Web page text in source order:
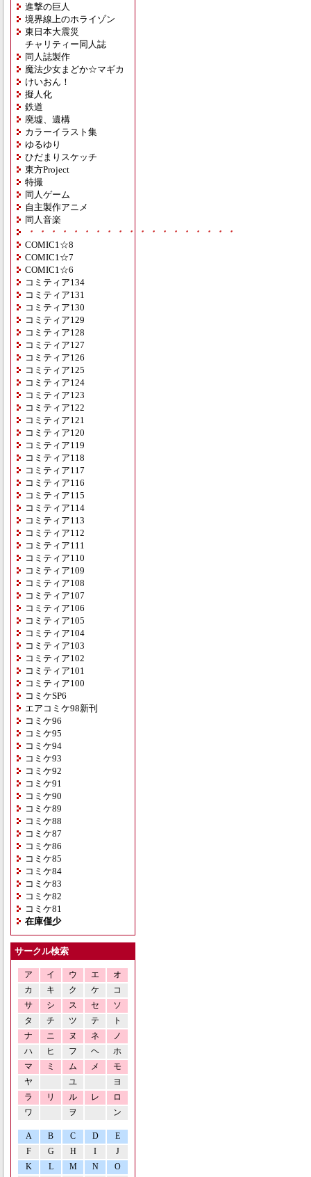
進撃の巨人
境界線上のホライゾン
東日本大震災
チャリティー同人誌
同人誌製作
魔法少女まどか☆マギカ
けいおん！
擬人化
鉄道
廃墟、遺構
カラーイラスト集
ゆるゆり
ひだまりスケッチ
東方Project
特撮
同人ゲーム
自主製作アニメ
同人音楽
・・・・・・・・・・・・・・・・・・・
COMIC1☆8
COMIC1☆7
COMIC1☆6
コミティア134
コミティア131
コミティア130
コミティア129
コミティア128
コミティア127
コミティア126
コミティア125
コミティア124
コミティア123
コミティア122
コミティア121
コミティア120
コミティア119
コミティア118
コミティア117
コミティア116
コミティア115
コミティア114
コミティア113
コミティア112
コミティア111
コミティア110
コミティア109
コミティア108
コミティア107
コミティア106
コミティア105
コミティア104
コミティア103
コミティア102
コミティア101
コミティア100
コミケSP6
エアコミケ98新刊
コミケ96
コミケ95
コミケ94
コミケ93
コミケ92
コミケ91
コミケ90
コミケ89
コミケ88
コミケ87
コミケ86
コミケ85
コミケ84
コミケ83
コミケ82
コミケ81
在庫僅少
サークル検索
ア イ ウ エ
オ
カ
キ ク ケ
コ
サ
シ ス セ
ソ
タ
チ ツ テ
ト
ナ
ニ ヌ ネ
ノ
ハ
ヒ フ ヘ
ホ
マ
ミ ム メ
モ
ヤ
ユ
ヨ
ラ
リ ル レ
ロ
ワ
ヲ ン
A B C D
E
F
G H I
J
K
L M N O